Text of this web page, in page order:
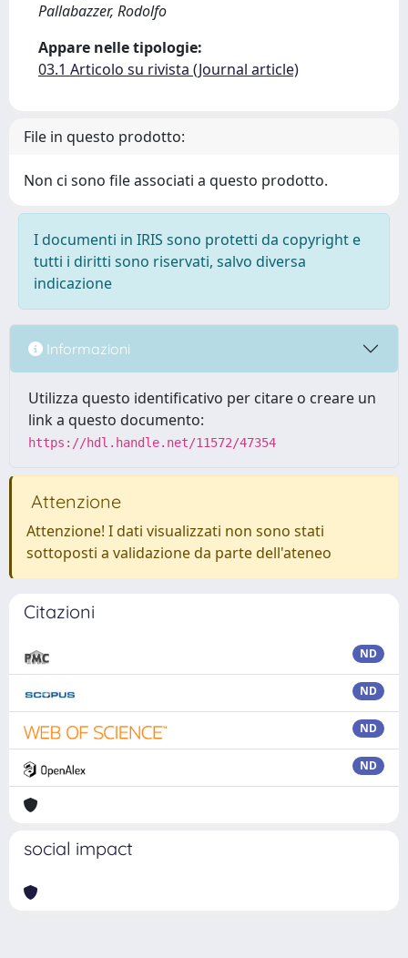
Pallabazzer, Rodolfo
Appare nelle tipologie:
03.1 Articolo su rivista (Journal article)
File in questo prodotto:
Non ci sono file associati a questo prodotto.
I documenti in IRIS sono protetti da copyright e
tutti i diritti sono riservati, salvo diversa
indicazione
Informazioni
Utilizza questo identificativo per citare o creare un
link a questo documento:
https://hdl.handle.net/11572/47354
Attenzione
Attenzione! I dati visualizzati non sono stati
sottoposti a validazione da parte dell'ateneo
Citazioni
ND
ND
ND
ND
social impact